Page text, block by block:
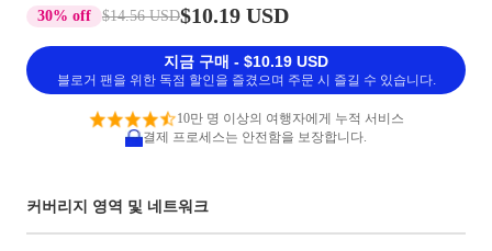
30% off $14.56 USD$10.19 USD
지금 구매 - $10.19 USD
블로거 팬을 위한 독점 할인을 즐겼으며 주문 시 즐길 수 있습니다.
10만 명 이상의 여행자에게 누적 서비스
결제 프로세스는 안전함을 보장합니다.
커버리지 영역 및 네트워크